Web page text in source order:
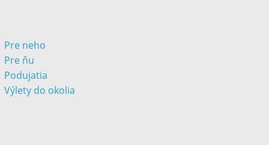
Pre neho
Pre ňu
Podujatia
Výlety do okolia